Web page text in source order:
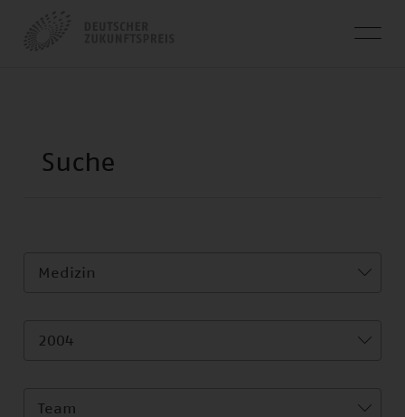
Medizin
2004
Team